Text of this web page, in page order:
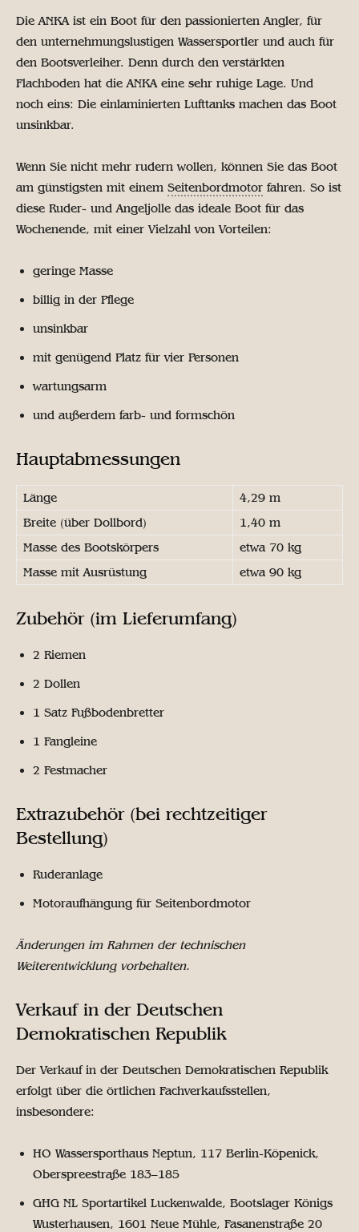
Die ANKA ist ein Boot für den passionierten Angler, für
den unternehmungslustigen Wassersportler und auch für
den Bootsverleiher. Denn durch den verstärkten
Flachboden hat die ANKA eine sehr ruhige Lage. Und
noch eins: Die einlaminierten Lufttanks machen das Boot
unsinkbar.
Wenn Sie nicht mehr rudern wollen, können Sie das Boot
am günstigsten mit einem Seitenbordmotor fahren. So ist
diese Ruder- und Angeljolle das ideale Boot für das
Wochenende, mit einer Vielzahl von Vorteilen:
geringe Masse
billig in der Pflege
unsinkbar
mit genügend Platz für vier Personen
wartungsarm
und außerdem farb- und formschön
Hauptabmessungen
Länge
4,29 m
Breite (über Dollbord)
1,40 m
Masse des Bootskörpers
etwa 70 kg
Masse mit Ausrüstung
etwa 90 kg
Zubehör (im Lieferumfang)
2 Riemen
2 Dollen
1 Satz Fußbodenbretter
1 Fangleine
2 Festmacher
Extrazubehör (bei rechtzeitiger
Bestellung)
Ruderanlage
Motoraufhängung für Seitenbordmotor
Änderungen im Rahmen der technischen
Weiterentwicklung vorbehalten.
Verkauf in der Deutschen
Demokratischen Republik
Der Verkauf in der Deutschen Demokratischen Republik
erfolgt über die örtlichen Fachverkaufsstellen,
insbesondere:
HO Wassersporthaus Neptun, 117 Berlin-Köpenick,
Oberspreestraße 183–185
GHG NL Sportartikel Luckenwalde, Bootslager Königs
Wusterhausen, 1601 Neue Mühle, Fasanenstraße 20